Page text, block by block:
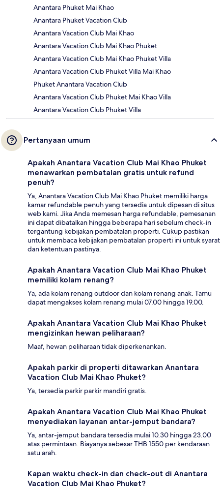
Anantara Phuket Mai Khao
Anantara Phuket Vacation Club
Anantara Vacation Club Mai Khao
Anantara Vacation Club Mai Khao Phuket
Anantara Vacation Club Mai Khao Phuket Villa
Anantara Vacation Club Phuket Villa Mai Khao
Phuket Anantara Vacation Club
Anantara Vacation Club Phuket Mai Khao Villa
Anantara Vacation Club Phuket Villa
Pertanyaan umum
Apakah Anantara Vacation Club Mai Khao Phuket
menawarkan pembatalan gratis untuk refund
penuh?
Ya, Anantara Vacation Club Mai Khao Phuket memiliki harga
kamar refundable penuh yang tersedia untuk dipesan di situs
web kami. Jika Anda memesan harga refundable, pemesanan
ini dapat dibatalkan hingga beberapa hari sebelum check-in
tergantung kebijakan pembatalan properti. Cukup pastikan
untuk membaca kebijakan pembatalan properti ini untuk syarat
dan ketentuan pastinya.
Apakah Anantara Vacation Club Mai Khao Phuket
memiliki kolam renang?
Ya, ada kolam renang outdoor dan kolam renang anak. Tamu
dapat mengakses kolam renang mulai 07.00 hingga 19.00.
Apakah Anantara Vacation Club Mai Khao Phuket
mengizinkan hewan peliharaan?
Maaf, hewan peliharaan tidak diperkenankan.
Apakah parkir di properti ditawarkan Anantara
Vacation Club Mai Khao Phuket?
Ya, tersedia parkir parkir mandiri gratis.
Apakah Anantara Vacation Club Mai Khao Phuket
menyediakan layanan antar-jemput bandara?
Ya, antar-jemput bandara tersedia mulai 10.30 hingga 23.00
atas permintaan. Biayanya sebesar THB 1550 per kendaraan
satu arah.
Kapan waktu check-in dan check-out di Anantara
Vacation Club Mai Khao Phuket?